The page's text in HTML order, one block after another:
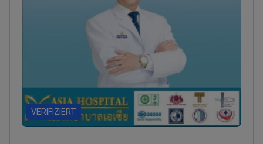
VERIFIZIERT